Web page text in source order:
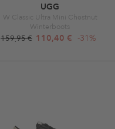
UGG
W Classic Ultra Mini Chestnut
Winterboots
159,95 € 110,40 € -31%